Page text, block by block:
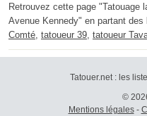
Retrouvez cette page "Tatouage
Avenue Kennedy" en partant des
Comté tatoueur 39 tatoueur
Tatouer.net : les
©
Mentions légales-